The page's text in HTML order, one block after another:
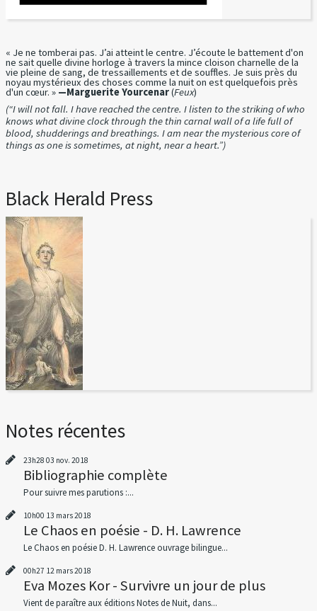
« Je ne tomberai pas. J’ai atteint le centre. J’écoute le battement d'on
ne sait quelle divine horloge à travers la mince cloison charnelle de la
vie pleine de sang, de tressaillements et de souffles. Je suis près du
noyau mystérieux des choses comme la nuit on est quelquefois près
d'un cœur. » —Marguerite Yourcenar(Feux)
(“I will not fall. I have reached the centre. I listen to the striking of who
knows what divine clock through the thin carnal wall of a life full of
blood, shudderings and breathings. I am near the mysterious core of
things as one is sometimes, at night, near a heart.”)
Black Herald Press
Notes récentes
23h28 03 nov. 2018
Bibliographie complète
Pour suivre mes parutions :...
10h00 13 mars 2018
Le Chaos en poésie - D. H. Lawrence
Le Chaos en poésie D. H. Lawrence ouvrage bilingue...
00h27 12 mars 2018
Eva Mozes Kor - Survivre un jour de plus
Vient de paraître aux éditions Notes de Nuit, dans...